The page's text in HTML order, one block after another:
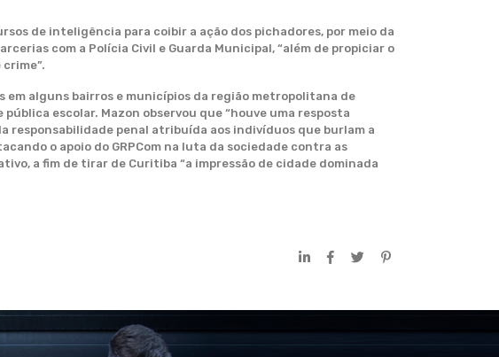
de inteligência para coibir a ação dos pichadores, por meio da
com a Polícia Civil e Guarda Municipal, “além de propiciar o
alguns bairros e municípios da região metropolitana de
escolar. Mazon observou que “houve uma resposta
responsabilidade penal atribuída aos indivíduos que burlam a
o apoio do GRPCom na luta da sociedade contra as
a fim de tirar de Curitiba “a impressão de cidade dominada